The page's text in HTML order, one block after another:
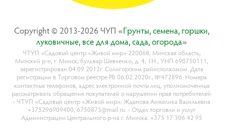
Copyright © 2013-2026 ЧУП «Гpyнты, ceмeнa, гopшки,
лyкoвичныe, вce для дoмa, caдa, oгopoдa»
ЧТУП «Садовый центр «Живой мир» 220068, Минская область,
Минский р-н, г. Минск, бульвар Шевченко, д. 4, 1Н., УНП 690750111,
зарегистрирован 04.09.2012г. Солигорским райисполкомом. Дата
регистрации в Торговом реестре РБ 06.02.2020г., №472896. Номера
контактных телефонов, адрес электронной почты лиц, уполномоченных
рассматривать обращения покупателей о нарушении прав потребителей:
- ЧТУП «Садовый центр «Живой мир»: Жданова Анжелика Васильевна
+375296909400, 6750875@mail.ru. - Отдел торговли и услуг
Администрации Центрального р-на г. Минска: +375 17 306 42 95